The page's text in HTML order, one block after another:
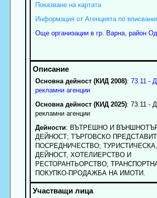
Показване на картата
Информация от Агенцията по
Още организации в гр. Варна, район
Основна дейност (КИД 2008): 73.11 -
рекламни агенции
Основна дейност (КИД 2025): 73.11 -
рекламни агенции
Дейности: ВЪТРЕШНО И
ДЕЙНОСТ; ТЪРГОВСКО
ПОСРЕДНИЧЕСТВО;
ДЕЙНОСТ, ХОТЕЛИЕРСТВО И
РЕСТОРАНТЬОРСТВО;
ПОКУПКО-ПРОДАЖБА НА ИМОТИ.